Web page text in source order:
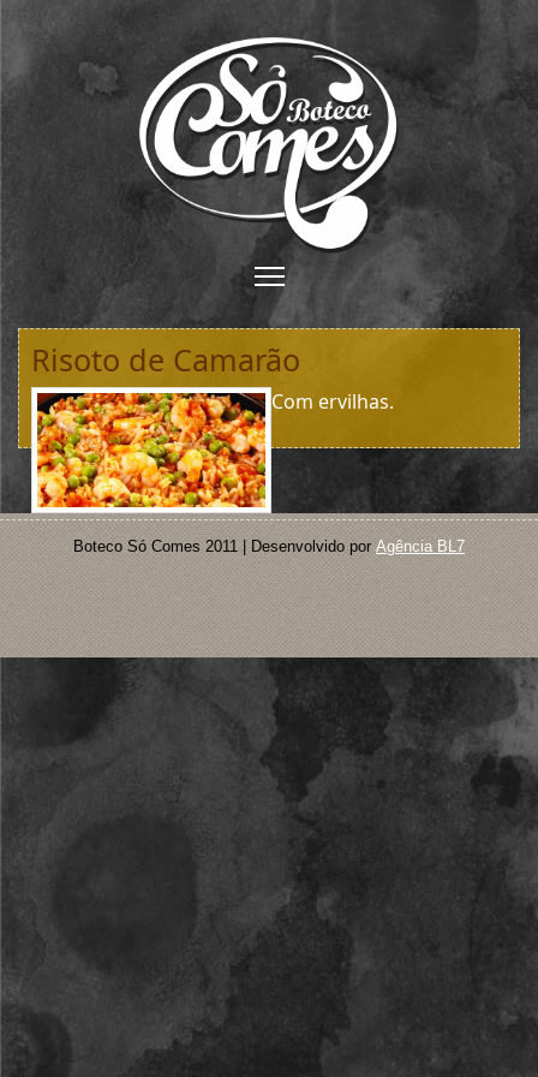
Risoto de Camarão
Com ervilhas.
Boteco Só Comes 2011 | Desenvolvido por Agência BL7